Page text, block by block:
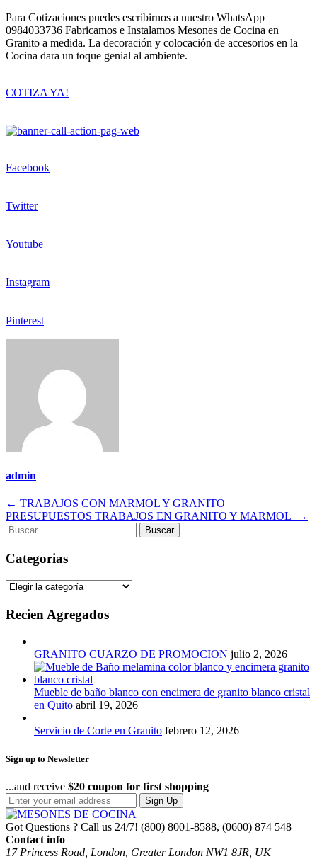
Para Cotizaciones puedes escribirnos a nuestro WhatsApp
0984033736 Fabricamos e Instalamos Mesones de Cocina en
Granito a medida. La decoración y colocación de accesorios en la
Cocina dara un toque genial al ambiente.
COTIZA YA!
Facebook
Twitter
Youtube
Instagram
Pinterest
admin
Navegación
de
← TRABAJOS CON MARMOL Y GRANITO
PRESUPUESTOS TRABAJOS EN GRANITO Y MARMOL
→
Buscar:
Categorias
Categorias
Recien Agregados
GRANITO CUARZO DE PROMOCION julio 2, 2026
Mueble de baño blanco con encimera de granito blanco cristal
en Quito abril 19, 2026
Servicio de Corte en Granito febrero 12, 2026
Sign up to Newsletter
...and receive $20 coupon for first shopping
Sign Up
Got Questions ? Call us 24/7! (800) 8001-8588, (0600) 874 548
Contact info
17 Princess Road, London, Greater London NW1 8JR, UK